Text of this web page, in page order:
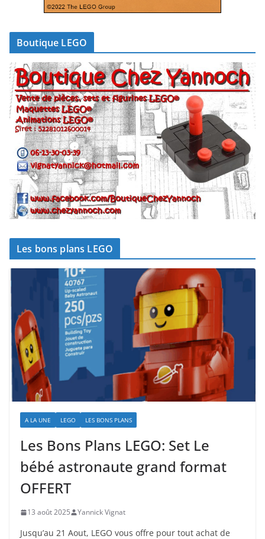
Boutique LEGO
Les bons plans LEGO
A LA UNE LEGO LES BONS PLANS
Les Bons Plans LEGO: Set Le
bébé astronaute grand format
OFFERT
13 août 2025 Yannick Vignat
Jusqu’au 21 Aout, LEGO vous offre pour tout achat de